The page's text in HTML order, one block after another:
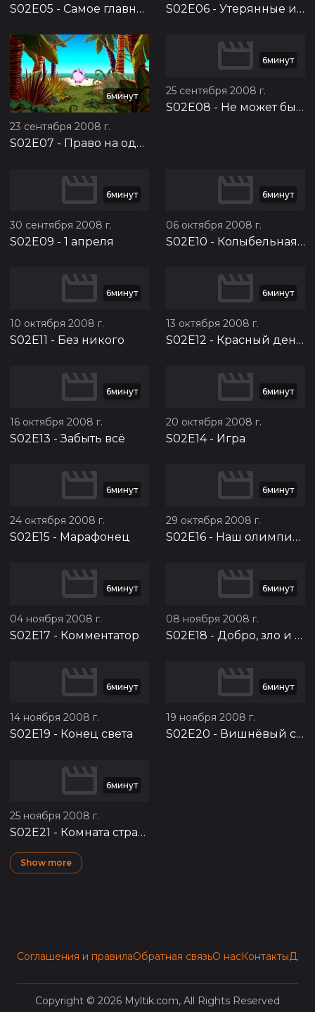
S02E05 - Самое главное S02E06 - Утерянные извинения
6минут
23 сентября 2008 г.
S02E07 - Право на одиночество
6минут
25 сентября 2008 г.
S02E08 - Не может быть
6минут
30 сентября 2008 г.
S02E09 - 1 апреля
6минут
06 октября 2008 г.
S02E10 - Колыбельная для Ёжика
6минут
10 октября 2008 г.
S02E11 - Без никого
6минут
13 октября 2008 г.
S02E12 - Красный день календаря
6минут
16 октября 2008 г.
S02E13 - Забыть всё
6минут
20 октября 2008 г.
S02E14- Игра
6минут
24 октября 2008 г.
S02E15 - Марафонец
6минут
29 октября 2008 г.
S02E16 - Наш олимпийский чемпион
6минут
04 ноября 2008 г.
S02E17 - Комментатор
6минут
08 ноября 2008 г.
S02E18 - Добро, зло и девочки
6минут
14 ноября 2008 г.
S02E19 - Конец света
6минут
19 ноября 2008 г.
S02E20 - Вишнёвый сад
6минут
25 ноября 2008 г.
S02E21 - Комната страха
Show more
Соглашения и правилаОбратная связьО насКонтактыДля
Copyright © 2026 Myltik.com, All Rights Reserved